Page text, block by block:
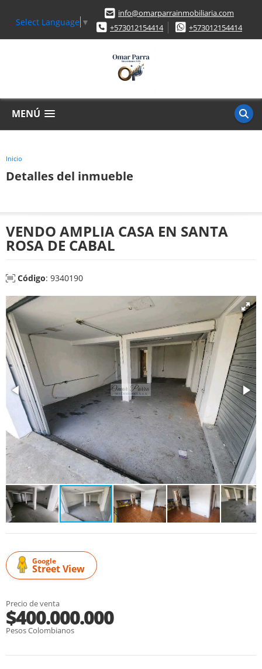
Select Language ▼
info@omarparrainmobiliaria.com
+573012154414
+573012154414
MENÚ
Inicio
Detalles del inmueble
VENDO AMPLIA CASA EN SANTA
ROSA DE CABAL
Código: 9340190
Google
Street View
Precio de venta
$400.000.000
Pesos Colombianos